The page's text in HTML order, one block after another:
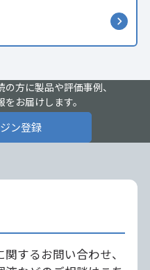
方に製品や評価事例、
お届けします。
ン登録
するお問い合わせ、